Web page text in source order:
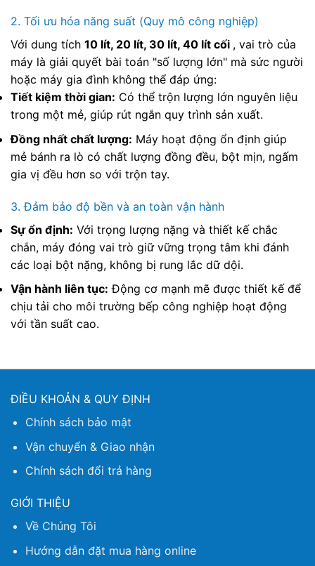
2. Tối ưu hóa năng suất (Quy mô công nghiệp)
Với dung tích 10 lít, 20 lít, 30 lít, 40 lít cối , vai trò của
máy là giải quyết bài toán "số lượng lớn" mà sức người
hoặc máy gia đình không thể đáp ứng:
Tiết kiệm thời gian: Có thể trộn lượng lớn nguyên liệu
trong một mẻ, giúp rút ngắn quy trình sản xuất.
Đồng nhất chất lượng: Máy hoạt động ổn định giúp
mẻ bánh ra lò có chất lượng đồng đều, bột mịn, ngấm
gia vị đều hơn so với trộn tay.
3. Đảm bảo độ bền và an toàn vận hành
Sự ổn định: Với trọng lượng nặng và thiết kế chắc
chắn, máy đóng vai trò giữ vững trọng tâm khi đánh
các loại bột nặng, không bị rung lắc dữ dội.
Vận hành liên tục: Động cơ mạnh mẽ được thiết kế để
chịu tải cho môi trường bếp công nghiệp hoạt động
với tần suất cao.
ĐIỀU KHOẢN & QUY ĐỊNH
Chính sách bảo mật
Vận chuyển & Giao nhận
Chính sách đổi trả hàng
GIỚI THIỆU
Về Chúng Tôi
Hướng dẫn đặt mua hàng online